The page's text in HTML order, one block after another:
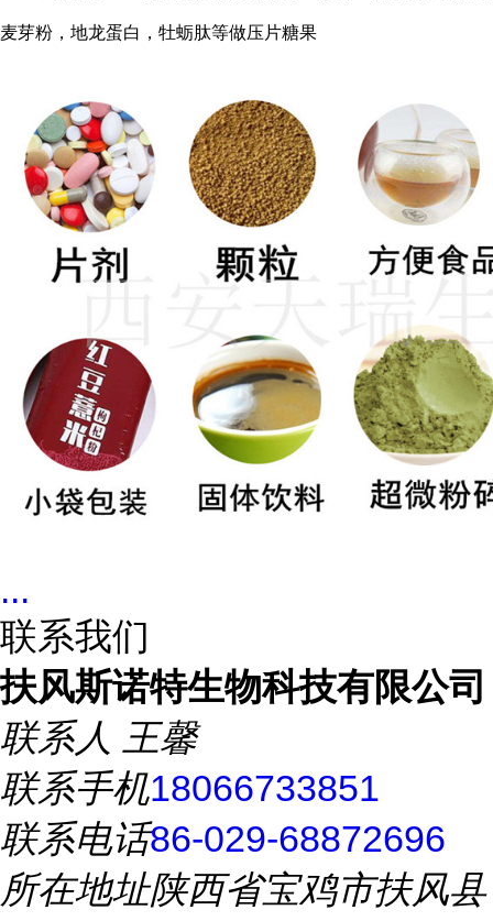
麦芽粉，地龙蛋白，牡蛎肽等做压片糖果
...
联系我们
扶风斯诺特生物科技有限公司
联系人 王馨
联系手机18066733851
联系电话86-029-68872696
所在地址陕西省宝鸡市扶风县